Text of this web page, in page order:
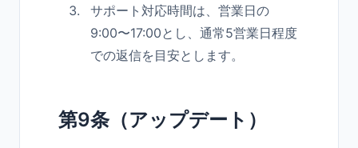
サポート対応時間は、営業日の
9:00〜17:00とし、通常5営業日程度
での返信を目安とします。
第9条（アップデート）